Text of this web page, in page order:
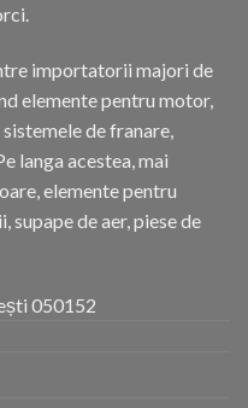
importatorii majori de
elemente pentru motor,
de franare,
langa acestea, mai
elemente pentru
supape de aer, piese de
050152